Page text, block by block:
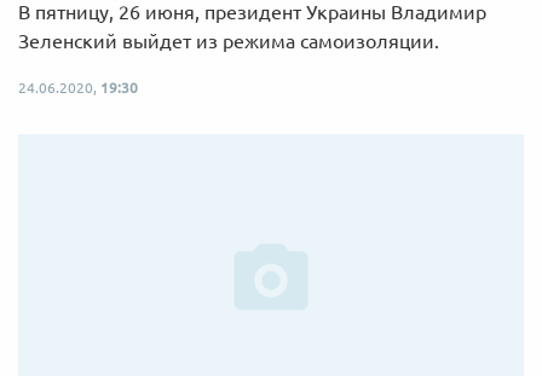
В пятницу, 26 июня, президент Украины Владимир
Зеленский выйдет из режима самоизоляции.
24.06.2020, 19:30